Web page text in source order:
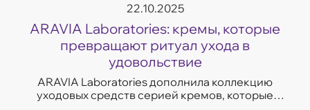
22.10.2025
ARAVIA Laboratories: кремы, которые
превращают ритуал ухода в
удовольствие
ARAVIA Laboratories дополнила коллекцию
уходовых средств серией кремов, которые